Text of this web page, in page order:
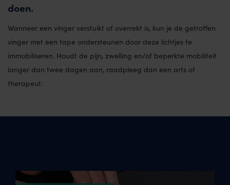
doen.
Wanneer een vinger verstuikt of overrekt is, kun je de getroffen
vinger met een tape ondersteunen door deze lichtjes te
immobiliseren. Houdt de pijn, zwelling en/of beperkte mobiliteit
langer dan twee dagen aan, raadpleeg dan een arts of
therapeut.